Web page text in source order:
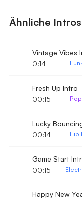
Ähnliche
0:14
Fresh Up Intro
00:15
Pop
00:14
Hip
Game Start
00:15